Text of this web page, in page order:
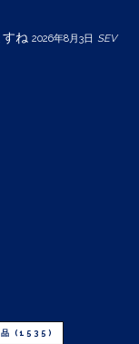
ね 2026年8月3日 SEV
(1535)